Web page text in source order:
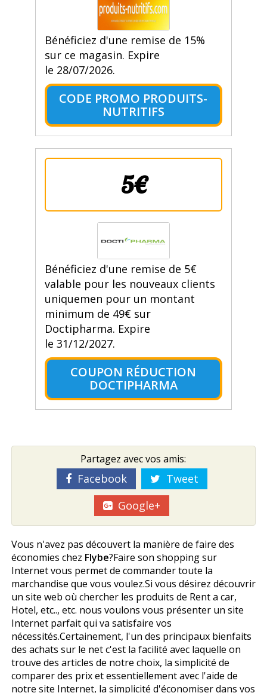
Bénéficiez d'une remise de 15%
sur ce magasin. Expire
le 28/07/2026.
CODE PROMO PRODUITS-
NUTRITIFS
5€
Bénéficiez d'une remise de 5€
valable pour les nouveaux clients
uniquemen pour un montant
minimum de 49€ sur
Doctipharma. Expire
le 31/12/2027.
COUPON RÉDUCTION
DOCTIPHARMA
Partagez avec vos amis:
Facebook
Tweet
Google+
Vous n'avez pas découvert la manière de faire des
économies chez Flybe?Faire son shopping sur
Internet vous permet de commander toute la
marchandise que vous voulez.Si vous désirez découvrir
un site web où chercher les produits de Rent a car,
Hotel, etc.., etc. nous voulons vous présenter un site
Internet parfait qui va satisfaire vos
nécessités.Certainement, l'un des principaux bienfaits
des achats sur le net c'est la facilité avec laquelle on
trouve des articles de notre choix, la simplicité de
comparer des prix et essentiellement avec l'aide de
notre site Internet, la simplicité d'économiser dans vos